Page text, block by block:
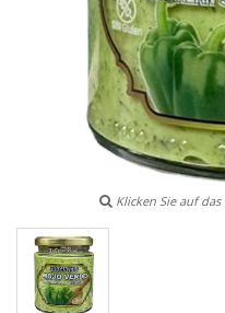
Klicken Sie auf